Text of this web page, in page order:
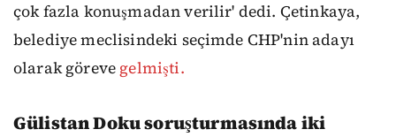
çok fazla konuşmadan verilir' dedi. Çetinkaya,
belediye meclisindeki seçimde CHP'nin adayı
olarak göreve gelmişti.
Gülistan Doku soruşturmasında iki